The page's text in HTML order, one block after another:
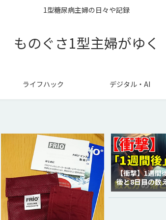
1型糖尿病主婦の日々や記録
ものぐさ1型主婦がゆく
ライフハック デジタル・AI
【衝撃】1週間
後と8日目の数
徹底解説！